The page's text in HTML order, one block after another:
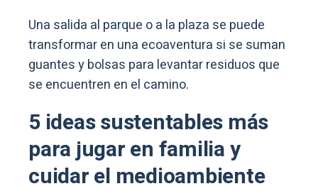
Una salida al parque o a la plaza se puede
transformar en una ecoaventura si se suman
guantes y bolsas para levantar residuos que
se encuentren en el camino.
5 ideas sustentables más
para jugar en familia y
cuidar el medioambiente